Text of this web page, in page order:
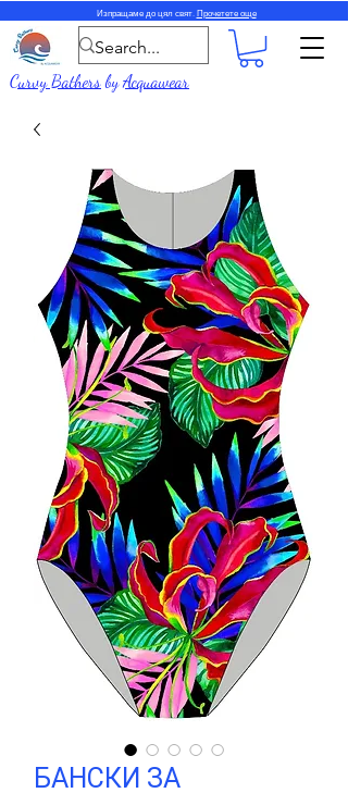
Изпращаме до цял свят. Прочетете още
Curvy BathersbyAcquawear
БАНСКИ ЗА